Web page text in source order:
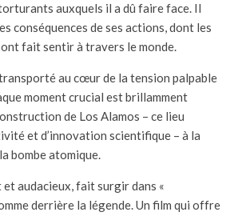
auxquels il a dû faire face. Il
conséquences de ses actions, dont les
fait sentir à travers le monde.
au cœur de la tension palpable
moment crucial est brillamment
de Los Alamos – ce lieu
et d’innovation scientifique – à la
bombe atomique.
audacieux, fait surgir dans «
derrière la légende. Un film qui offre